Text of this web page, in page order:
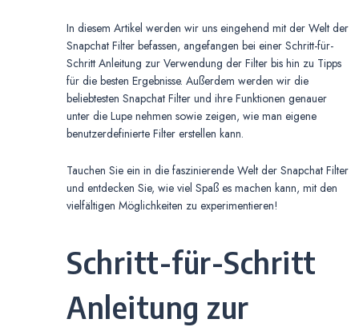
In diesem Artikel werden wir uns eingehend mit der Welt der
Snapchat Filter befassen, angefangen bei einer Schritt-für-
Schritt Anleitung zur Verwendung der Filter bis hin zu Tipps
für die besten Ergebnisse. Außerdem werden wir die
beliebtesten Snapchat Filter und ihre Funktionen genauer
unter die Lupe nehmen sowie zeigen, wie man eigene
benutzerdefinierte Filter erstellen kann.
Tauchen Sie ein in die faszinierende Welt der Snapchat Filter
und entdecken Sie, wie viel Spaß es machen kann, mit den
vielfältigen Möglichkeiten zu experimentieren!
Schritt-für-Schritt
Anleitung zur